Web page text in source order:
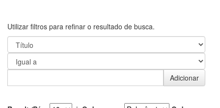
Utilizar filtros para refinar o resultado de busca.